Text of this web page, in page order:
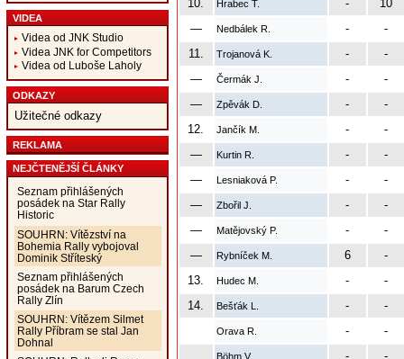
VIDEA
Videa od JNK Studio
Videa JNK for Competitors
Videa od Luboše Laholy
ODKAZY
Užitečné odkazy
REKLAMA
NEJČTENĚJŠÍ ČLÁNKY
Seznam přihlášených
posádek na Star Rally
Historic
SOUHRN: Vítězství na
Bohemia Rally vybojoval
Dominik Stříteský
Seznam přihlášených
posádek na Barum Czech
Rally Zlín
SOUHRN: Vítězem Silmet
Rally Příbram se stal Jan
Dohnal
10.
Hrabec T. -
10
—
Nedbálek R. -
-
11.
Trojanová K. -
-
—
Čermák J. -
-
—
Zpěvák D. -
-
12.
Jančík M. -
-
—
Kurtin R. -
-
—
Lesniaková P. -
-
—
Zbořil J. -
-
—
Matějovský P. -
-
—
Rybníček M. 6
-
13.
Hudec M. -
-
14.
Bešťák L. - -
Orava R. - -
Böhm V. - -